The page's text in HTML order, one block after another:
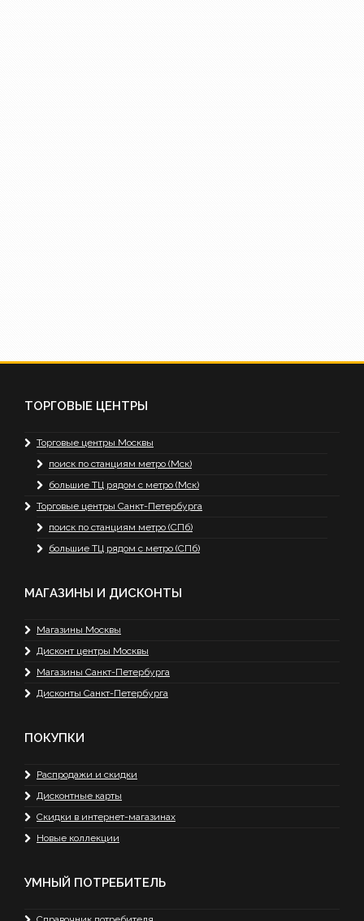
ТОРГОВЫЕ ЦЕНТРЫ
Торговые центры Москвы
поиск по станциям метро (Мск)
большие ТЦ рядом с метро (Мск)
Торговые центры Санкт-Петербурга
поиск по станциям метро (СПб)
большие ТЦ рядом с метро (СПб)
МАГАЗИНЫ И ДИСКОНТЫ
Магазины Москвы
Дисконт центры Москвы
Магазины Санкт-Петербурга
Дисконты Санкт-Петербурга
ПОКУПКИ
Распродажи и скидки
Дисконтные карты
Скидки в интернет-магазинах
Новые коллекции
УМНЫЙ ПОТРЕБИТЕЛЬ